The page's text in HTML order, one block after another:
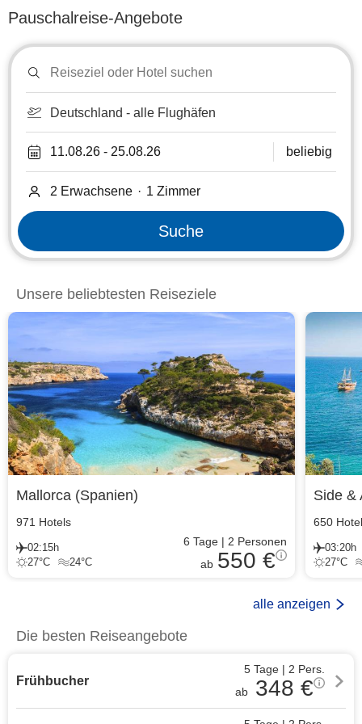
Pauschalreise-Angebote
oder
Deutschland - alle Flughäfen
11.08.26 - 25.08.26 beliebig
2 Erwachsene · 1 Zimmer
Suche
Unsere beliebtesten Reiseziele
Mallorca (Spanien)
971 Hotels
02:15h
27°C 24°C
6 Tage| 2 Personen
ab 550 €
Side &
650
03:20h
27°C
alle anzeigen
Die besten Reiseangebote
Frühbucher
5 Tage | 2 Pers.
ab
348 €